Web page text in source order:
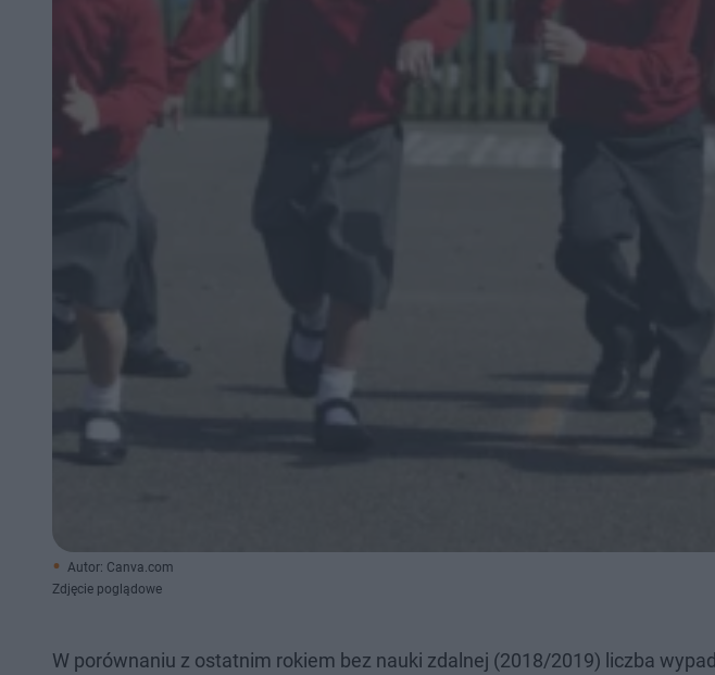
Autor: Canva.com
Zdjęcie poglądowe
W porównaniu z ostatnim rokiem bez nauki zdalnej (2018/2019) liczba